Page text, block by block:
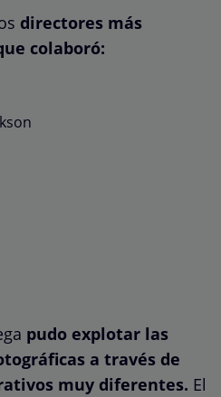
directores más
colaboró:
pudo explotar las
a través de
muy diferentes. El